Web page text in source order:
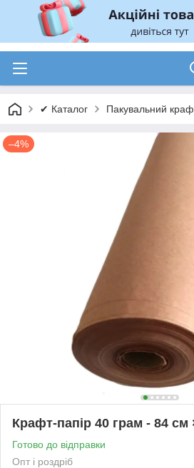
✔ Каталог Пакувальний
–4%
Крафт-папір 40 грам - 84 см
Готово до відправки
Опт і роздріб